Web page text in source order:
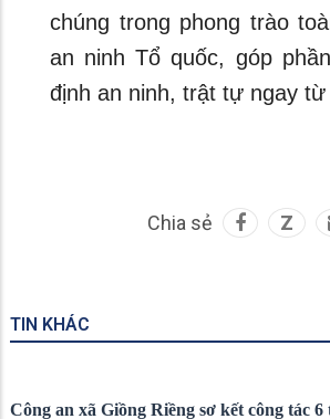
chúng trong phong trào
an ninh Tổ quốc, góp
định an ninh, trật tự ngay
Chia sẻ Z
TIN KHÁC